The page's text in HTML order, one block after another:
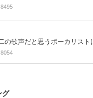
の歌声だと思うボーカリスト
グ